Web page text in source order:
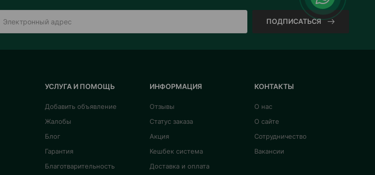
ПОДПИСАТЬСЯ
УСЛУГА И ПОМОЩЬ
Добавить объявление
Жалобы
Блог
Гарантия
Благотварительность
ИНФОРМАЦИЯ
Отзывы
Статус заказа
Акция
Кешбек система
Доставка и оплата
КОНТАКТЫ
О нас
О сайте
Сотрудничество
Вакансии